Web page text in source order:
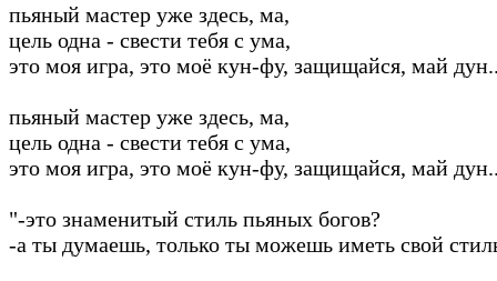
пьяный мастер уже здесь, ма,
цель одна - свести тебя с ума,
это моя игра, это моё кун-фу, защищайся, май
пьяный мастер уже здесь, ма,
цель одна - свести тебя с ума,
это моя игра, это моё кун-фу, защищайся, май
"-это знаменитый стиль пьяных богов?
-а ты думаешь, только ты можешь иметь свой